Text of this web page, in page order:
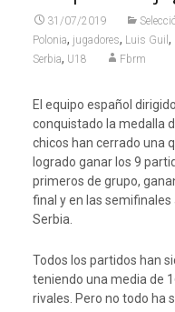
31/07/2019
Polonia, jugadores, Luis Guil ,
Serbia, U18 Fbrm
El equipo español
conquistado la medalla
chicos han cerrado una
logrado ganar los 9
primeros de grupo,
final y en las
Serbia.
Todos los partidos han
teniendo una media de
rivales. Pero no todo ha